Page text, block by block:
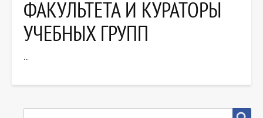
ФАКУЛЬТЕТА И КУРАТОРЫ
УЧЕБНЫХ ГРУПП
..